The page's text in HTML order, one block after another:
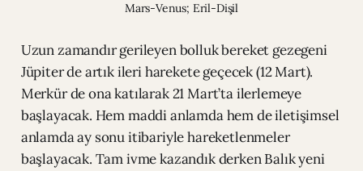
Mars-Venus; Eril-Dişil
Uzun zamandır gerileyen bolluk bereket gezegeni
Jüpiter de artık ileri harekete geçecek (12 Mart).
Merkür de ona katılarak 21 Mart’ta ilerlemeye
başlayacak. Hem maddi anlamda hem de iletişimsel
anlamda ay sonu itibariyle hareketlenmeler
başlayacak. Tam ivme kazandık derken Balık yeni